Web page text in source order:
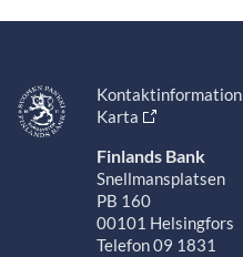
Kontaktinformation
Karta
Finlands Bank
Snellmansplatsen
PB 160
00101 Helsingfors
Telefon 09 1831